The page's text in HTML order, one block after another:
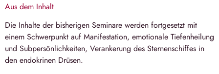
Aus dem Inhalt
Die Inhalte der bisherigen Seminare werden fortgesetzt mit
einem Schwerpunkt auf Manifestation, emotionale Tiefenheilung
und Subpersönlichkeiten, Verankerung des Sternenschiffes in
den endokrinen Drüsen.